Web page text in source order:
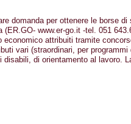
domanda per ottenere le borse di
www.er-go.it -tel. 051
economico attribuiti tramite
vari (straordinari, per
di orientamento al lavoro.